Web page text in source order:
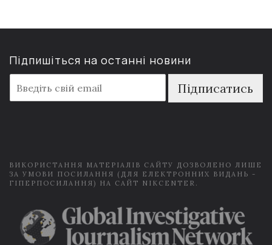
Підпишіться на останні новини
m
a
Підписатись
ВИКОРИСТАННЯ МАТЕРІАЛІВ САЙТУ ДОЗВОЛЕНО ЛИШЕ
ЗА УМОВИ ПОСИЛАННЯ (ДЛЯ ЕЛЕКТРОННИХ ВИДАНЬ -
ГІПЕРПОСИЛАННЯ) НА САЙТ NIKCENTER.